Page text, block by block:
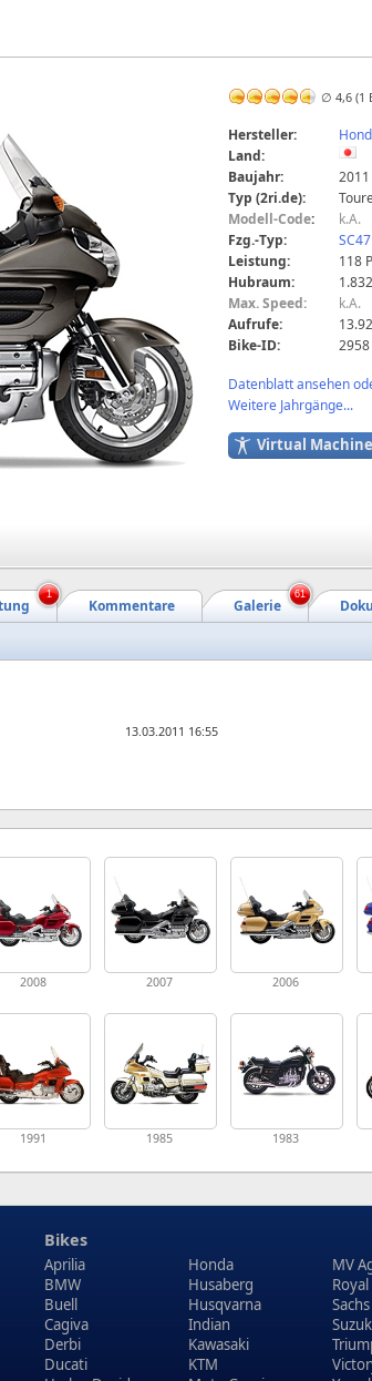
∅ 4,6 (1
Hersteller:
Land:
Baujahr:
2011
Typ (2ri.de):
Modell-Code:
k.A.
Fzg.-Typ:
SC47
Leistung:
118
Hubraum:
Max. Speed:
k.A.
Aufrufe:
Bike-ID:
2958
Datenblatt ansehen
Weitere Jahrgänge...
Virtual Machine
Galerie
Kommentare
1 61
13.03.2011 16:55
2008 2007 2006
1991 1985 1983
Bikes
Aprilia
BMW
Buell
Cagiva
Derbi
Ducati
Honda
Husaberg
Husqvarna
Indian
Kawasaki
KTM
MV
Sachs